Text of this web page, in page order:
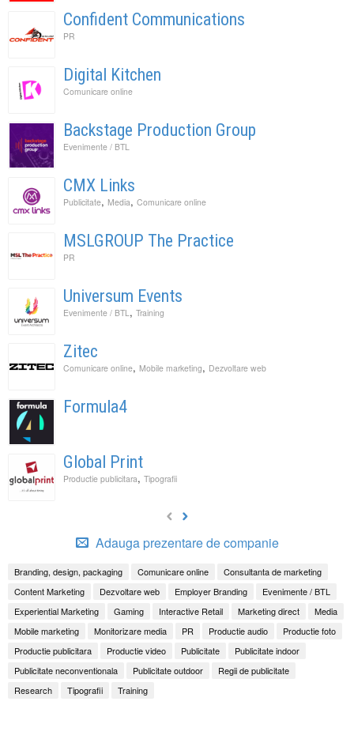
Confident Communications
PR
Digital Kitchen
Comunicare online
Backstage Production Group
Evenimente / BTL
CMX Links
Publicitate, Media, Comunicare online
MSLGROUP The Practice
PR
Universum Events
Evenimente / BTL, Training
Zitec
Comunicare online, Mobile marketing, Dezvoltare web
Formula4
Global Print
Productie publicitara, Tipografii
Adauga prezentare de companie
Branding, design, packaging Comunicare online
Consultanta de marketing
Content Marketing
Dezvoltare web Employer Branding
Evenimente / BTL
Experiential Marketing
Gaming Interactive Retail Marketing direct
Media
Mobile marketing
Monitorizare media PR Productie audio
Productie foto
Productie publicitara
Productie video Publicitate
Publicitate indoor
Publicitate neconventionala
Publicitate outdoor
Regii de publicitate
Research
Tipografii Training